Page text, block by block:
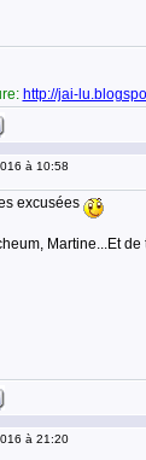
http://jai-
à 10:58
excusées
Martine...Et
à 21:20